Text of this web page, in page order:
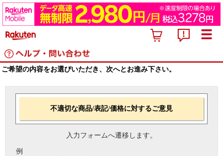
ご希望の内容をお選びいただき、次へとお進み下さい。
不適切な商品/表記/価格に対するご意見
入力フォームへ遷移します。
例